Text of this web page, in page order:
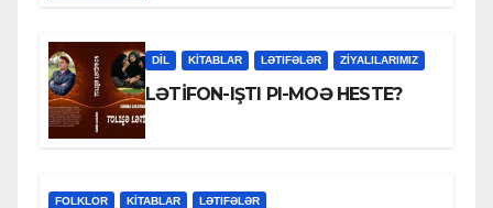
DİL KİTABLAR LƏTIFƏLƏR ZİYALILARIMIZ
LƏTİFON-IŞTI PI-MOƏ HESTE?
FOLKLOR KİTABLAR LƏTIFƏLƏR